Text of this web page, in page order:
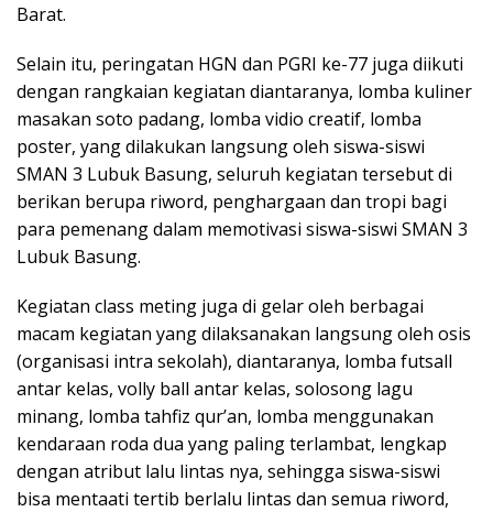
Barat.
Selain itu, peringatan HGN dan PGRI ke-77 juga diikuti
dengan rangkaian kegiatan diantaranya, lomba kuliner
masakan soto padang, lomba vidio creatif, lomba
poster, yang dilakukan langsung oleh siswa-siswi
SMAN 3 Lubuk Basung, seluruh kegiatan tersebut di
berikan berupa riword, penghargaan dan tropi bagi
para pemenang dalam memotivasi siswa-siswi SMAN 3
Lubuk Basung.
Kegiatan class meting juga di gelar oleh berbagai
macam kegiatan yang dilaksanakan langsung oleh osis
(organisasi intra sekolah), diantaranya, lomba futsall
antar kelas, volly ball antar kelas, solosong lagu
minang, lomba tahfiz qur’an, lomba menggunakan
kendaraan roda dua yang paling terlambat, lengkap
dengan atribut lalu lintas nya, sehingga siswa-siswi
bisa mentaati tertib berlalu lintas dan semua riword,